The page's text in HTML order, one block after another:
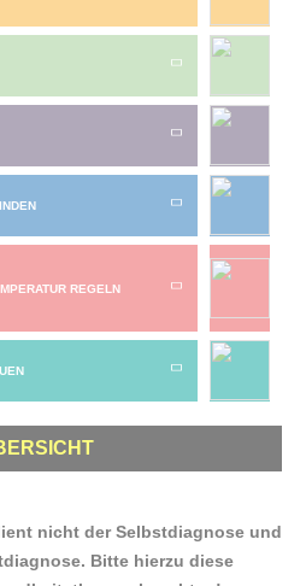
REGELN
nicht der Selbstdiagnose und
Bitte hierzu diese